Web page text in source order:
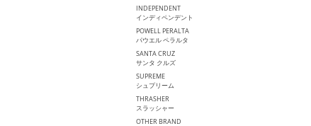
INDEPENDENT
インディペンデント
POWELL PERALTA
パウエル ペラルタ
SANTA CRUZ
サンタ クルズ
SUPREME
シュプリーム
THRASHER
スラッシャー
OTHER BRAND